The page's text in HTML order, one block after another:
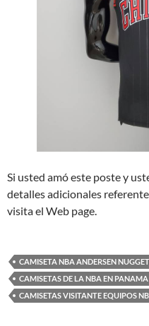
Si usted amó este poste y
detalles adicionales referente
visita el Web page.
CAMISETA NBA ANDERSEN
CAMISETAS DE LA NBA EN PANAMA
CAMISETAS VISITANTE EQUIPOS